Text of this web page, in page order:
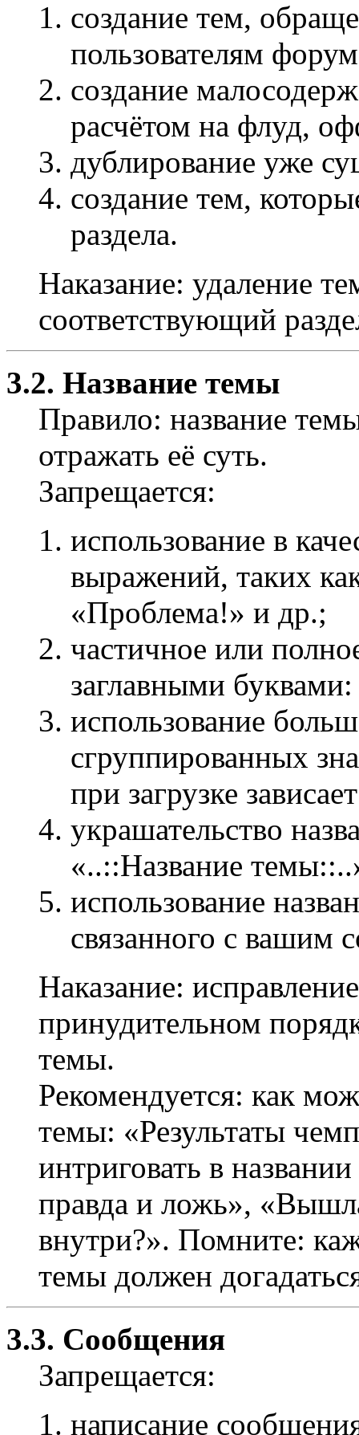
создание тем,
пользователям
создание
расчётом на флуд,
дублирование уже
создание тем,
раздела.
Наказание: удаление
соответствующий
3.2. Название темы
Правило: название
отражать её суть.
Запрещается:
использование в
выражений, таких
«Проблема!» и др.;
частичное или
заглавными
использование
сгруппированных
при загрузке
украшательство
«..::Название
использование
связанного с вашим
Наказание:
принудительном
темы.
Рекомендуется: как
темы: «Результаты
интриговать в
правда и ложь»,
внутри?». Помните:
темы должен
3.3. Сообщения
Запрещается:
написание